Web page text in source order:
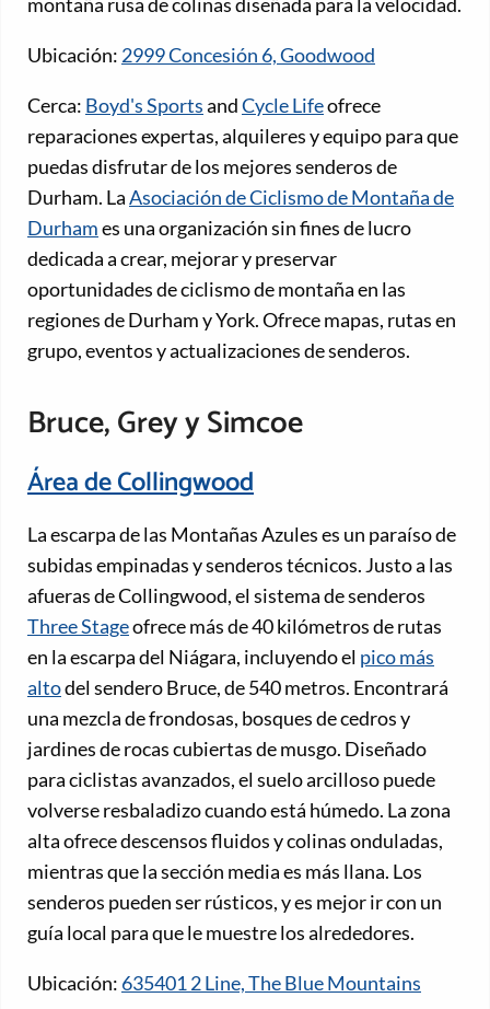
Ubicación: 2999 Concesión 6, Goodwood
Cerca: Boyd's SportsandCycle Lifeofrece
reparaciones expertas, alquileres y equipo para que
puedas disfrutar de los mejores senderos de
Durham. LaAsociación de Ciclismo de Montaña de
Durhames una organización sin fines de lucro
dedicada a crear, mejorar y preservar
oportunidades de ciclismo de montaña en las
regiones de Durham y York. Ofrece mapas, rutas en
grupo, eventos y actualizaciones de senderos.
Bruce, Grey y Simcoe
Área de Collingwood
La escarpa de las Montañas Azules es un paraíso de
subidas empinadas y senderos técnicos. Justo a las
afueras de Collingwood, el sistema de senderos
Three Stageofrece más de 40 kilómetros de rutas
en la escarpa del Niágara, incluyendo el pico más
altodel sendero Bruce, de 540 metros. Encontrará
una mezcla de frondosas, bosques de cedros y
jardines de rocas cubiertas de musgo. Diseñado
para ciclistas avanzados, el suelo arcilloso puede
volverse resbaladizo cuando está húmedo. La zona
alta ofrece descensos fluidos y colinas onduladas,
mientras que la sección media es más llana. Los
senderos pueden ser rústicos, y es mejor ir con un
guía local para que le muestre los alrededores.
Ubicación: 635401 2 Line, The Blue Mountains